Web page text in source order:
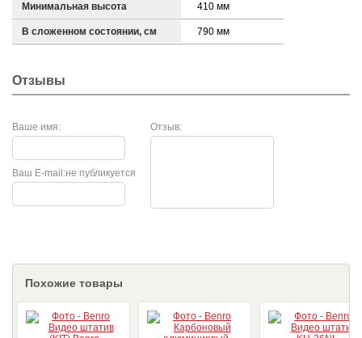
Минимальная высота 410 мм
В сложенном состоянии, см 790 мм
Отзывы
Ваше имя: Отзыв:
не публикуется
Ваш E-mail:
Похожие товары